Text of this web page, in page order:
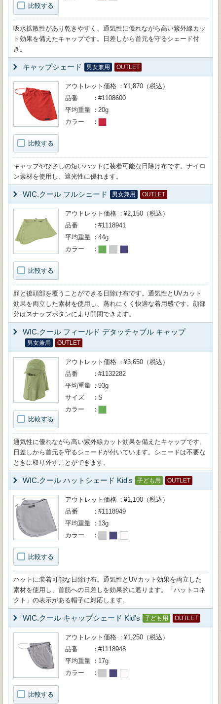
比較する
吸水拡散性があり乾きやすく、通気性に優れながら高い紫外線カッ
ト効果を備えたキャップです。日差しから首元を守るシェード付
き。
キャップシェード 男女兼用 OUTLET
比較する
アウトレット価格
¥1,870（税込）
品番
#1108600
平均重量
20g
カラー
キャップやひさしの短いハットに装着可能な日除け布です。ナイロ
ン素材を使用し、遮光性に優れます。
WIC.クール フルシェード 男女兼用 OUTLET
比較する
アウトレット価格
¥2,150（税込）
品番
#1118941
平均重量
44g
カラー
顔と後頭部を覆うことができる日除け布です。通気性とUVカット
効果を両立した素材を使用し、蒸れにくく快適な着用感です。顔部
分はスナップボタンにより開閉できます。
WIC.クール フィールド デタッチャブル キャップ
男女兼用 OUTLET
比較する
アウトレット価格
¥3,650（税込）
品番
#1132282
平均重量
93g
サイズ
S
カラー
通気性に優れながら高い紫外線カット効果を備えたキャップです。
日差しから首元を守るシェードが付いています。シェードは不要な
ときに取り外すことができます。
WIC.クール ハットシェード Kid's 子ども用 OUTLET
比較する
アウトレット価格
¥1,100（税込）
品番
#1118949
平均重量
13g
カラー
ハットに装着可能な日除け布。通気性とUVカット効果を両立した
素材を使用し、首筋への日差しを効果的に遮ります。「ハットコネ
クト」の表示がある帽子に対応します。
WIC.クール キャップシェード Kid's 子ども用 OUTLET
比較する
アウトレット価格
¥1,250（税込）
品番
#1118948
平均重量
17g
カラー